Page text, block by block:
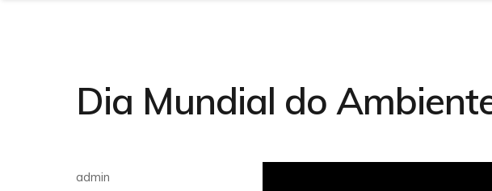
Dia Mundial do
Author
admin